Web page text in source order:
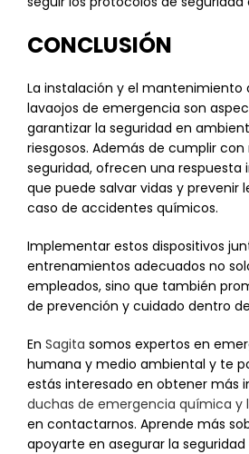
CONCLUSIÓN
La instalación y el mantenimiento
lavaojos de emergencia son
garantizar la seguridad en
riesgosos. Además de cumplir
seguridad, ofrecen una
que puede salvar vidas y prevenir
caso de accidentes químicos.
Implementar estos dispositivos
entrenamientos adecuados no
empleados, sino que también
de prevención y cuidado dentro
En Sagita somos expertos en
humana y medio ambiental y te
estás interesado en obtener más
duchas de emergencia química y
en contactarnos. Aprende más
apoyarte en asegurar la